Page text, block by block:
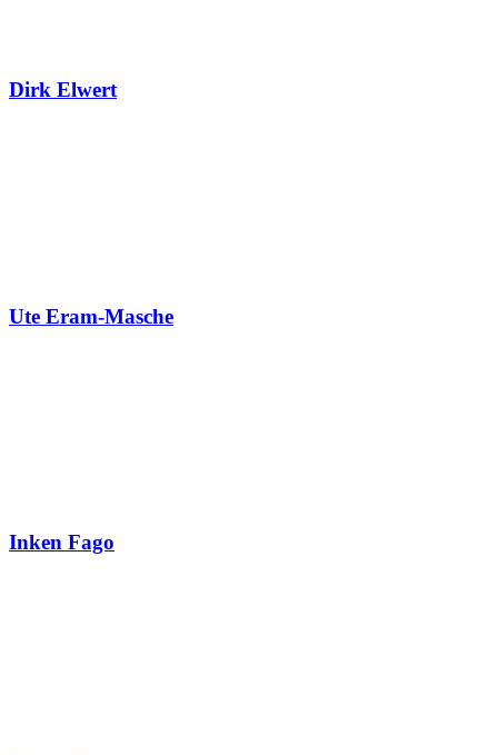
Dirk Elwert
Ute Eram-Masche
Inken Fago